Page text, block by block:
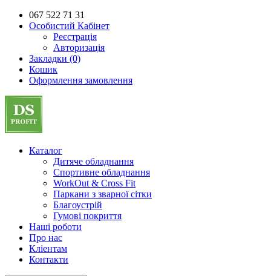
067 522 71 31
Особистий Кабінет
Реєстрація
Авторизація
Закладки (0)
Кошик
Оформлення замовлення
Каталог
Дитяче обладнання
Спортивне обладнання
WorkOut & Cross Fit
Паркани з зварної сітки
Благоустрій
Гумові покриття
Наші роботи
Про нас
Кліентам
Контакти